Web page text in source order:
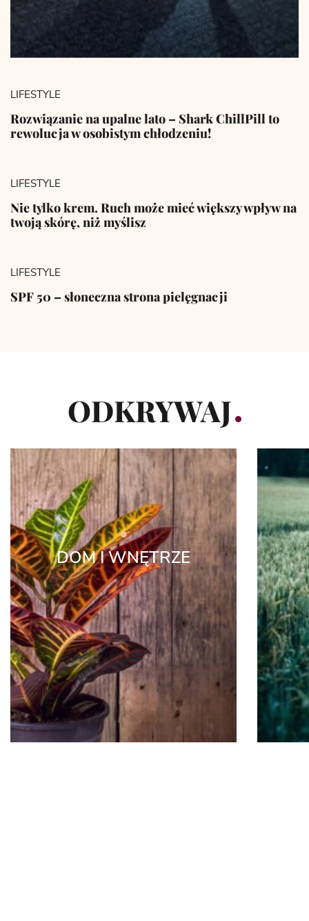
LIFESTYLE
Rozwiązanie na upalne lato – Shark ChillPill to
rewolucja w osobistym chłodzeniu!
LIFESTYLE
Nie tylko krem. Ruch może mieć większy wpływ na
twoją skórę, niż myślisz
LIFESTYLE
SPF 50 – słoneczna strona pielęgnacji
ODKRYWAJ
DOM I WNĘTRZE